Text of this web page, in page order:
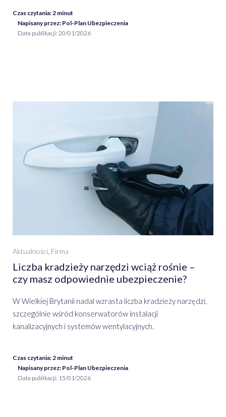
Czas czytania: 2 minut
Napisany przez: Pol-Plan Ubezpieczenia
Data publikacji: 20/01/2026
Aktualności Firma
Liczba kradzieży narzędzi wciąż rośnie –
czy masz odpowiednie ubezpieczenie?
W Wielkiej Brytanii nadal wzrasta liczba kradzieży narzędzi,
szczególnie wśród konserwatorów instalacji
kanalizacyjnych i systemów wentylacyjnych.
Czas czytania:2 minut
Napisany przez: Pol-Plan Ubezpieczenia
Data publikacji: 15/01/2026